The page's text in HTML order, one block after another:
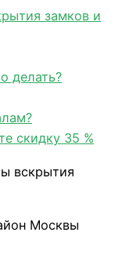
замков и
делать?
скидку 35 %
вскрытия
Москвы